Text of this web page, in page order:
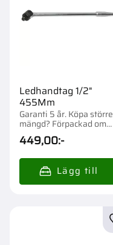
Ledhandtag 1/2"
455Mm
Garanti 5 år. Köpa större
mängd? Förpackad om
1/10/20/500 st.
449,00:-